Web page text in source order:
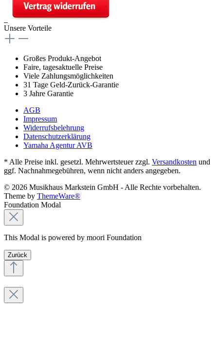
Unsere Vorteile
Großes Produkt-Angebot
Faire, tagesaktuelle Preise
Viele Zahlungsmöglichkeiten
31 Tage Geld-Zurück-Garantie
3 Jahre Garantie
AGB
Impressum
Widerrufsbelehrung
Datenschutzerklärung
Yamaha Agentur AVB
* Alle Preise inkl. gesetzl. Mehrwertsteuer zzgl. Versandkosten und
ggf. Nachnahmegebühren, wenn nicht anders angegeben.
© 2026 Musikhaus Markstein GmbH - Alle Rechte vorbehalten.
Theme by ThemeWare®
Foundation Modal
This Modal is powered by moori Foundation
Zurück